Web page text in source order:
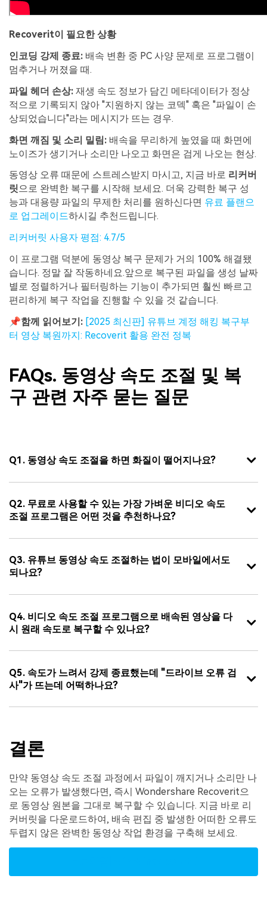
Recoverit이 필요한 상황
인코딩 강제 종료: 배속 변환 중 PC 사양 문제로 프로그램이
멈추거나 꺼졌을 때.
파일 헤더 손상: 재생 속도 정보가 담긴 메타데이터가 정상
적으로 기록되지 않아 "지원하지 않는 코덱" 혹은 "파일이 손
상되었습니다"라는 메시지가 뜨는 경우.
화면 깨짐 및 소리 밀림: 배속을 무리하게 높였을 때 화면에
노이즈가 생기거나 소리만 나오고 화면은 검게 나오는 현상.
동영상 오류 때문에 스트레스받지 마시고, 지금 바로 리커버
릿으로 완벽한 복구를 시작해 보세요. 더욱 강력한 복구 성
능과 대용량 파일의 무제한 처리를 원하신다면 유료 플랜으
로 업그레이드하시길 추천드립니다.
리커버릿 사용자 평점: 4.7/5
이 프로그램 덕분에 동영상 복구 문제가 거의 100% 해결됐
습니다. 정말 잘 작동하네요.앞으로 복구된 파일을 생성 날짜
별로 정렬하거나 필터링하는 기능이 추가되면 훨씬 빠르고
편리하게 복구 작업을 진행할 수 있을 것 같습니다.
📌함께 읽어보기: [2025 최신판] 유튜브 계정 해킹 복구부
터 영상 복원까지: Recoverit 활용 완전 정복
FAQs. 동영상 속도 조절 및 복
구 관련 자주 묻는 질문
Q1. 동영상 속도 조절을 하면 화질이 떨어지나요?
Q2. 무료로 사용할 수 있는 가장 가벼운 비디오 속도
조절 프로그램은 어떤 것을 추천하나요?
Q3. 유튜브 동영상 속도 조절하는 법이 모바일에서도
되나요?
Q4. 비디오 속도 조절 프로그램으로 배속된 영상을 다
시 원래 속도로 복구할 수 있나요?
Q5. 속도가 느려서 강제 종료했는데 "드라이브 오류 검
사"가 뜨는데 어떡하나요?
결론
만약 동영상 속도 조절 과정에서 파일이 깨지거나 소리만 나
오는 오류가 발생했다면, 즉시 Wondershare Recoverit으
로 동영상 원본을 그대로 복구할 수 있습니다. 지금 바로 리
커버릿을 다운로드하여, 배속 편집 중 발생한 어떠한 오류도
두렵지 않은 완벽한 동영상 작업 환경을 구축해 보세요.